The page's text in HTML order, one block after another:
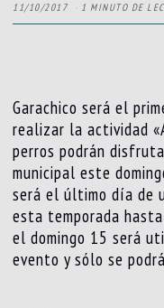
11/10/2017 1 MINUTO DE
Garachico será el
realizar la actividad
perros podrán
municipal este
será el último día de
esta temporada
el domingo 15 será
evento y sólo se